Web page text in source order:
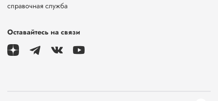
справочная служба
Оставайтесь на связи